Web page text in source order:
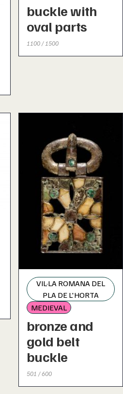
buckle with
oval parts
1100 / 1500
VIL·LA ROMANA DEL
PLA DE L'HORTA
MEDIEVAL
bronze and
gold belt
buckle
501 / 600